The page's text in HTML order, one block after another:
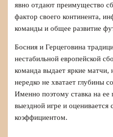
явно отдают преимущество
фактор своего континента,
команды и общее развитие
Босния и Герцеговина
нестабильной европейской
команда выдает яркие
нередко не хватает глубины
Именно поэтому ставка на
выездной игре и оценивается
коэффициентом.